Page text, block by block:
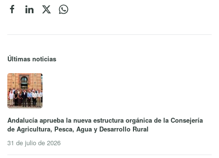
Últimas noticias
Andalucía aprueba la nueva estructura orgánica de la Consejería
de Agricultura, Pesca, Agua y Desarrollo Rural
31 de julio de 2026